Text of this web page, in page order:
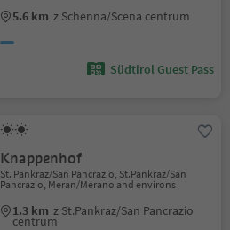
5.6 km z Schenna/Scena centrum
Südtirol Guest Pass
Knappenhof
St. Pankraz/San Pancrazio, St.Pankraz/San
Pancrazio, Meran/Merano and environs
1.3 km z St.Pankraz/San Pancrazio
centrum